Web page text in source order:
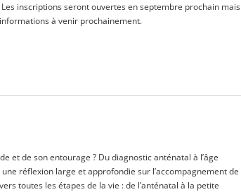
inscriptions seront ouvertes en septembre prochain mais
à venir prochainement.
et de son entourage ? Du diagnostic anténatal à l’âge
réflexion large et approfondie sur l’accompagnement de
toutes les étapes de la vie : de l’anténatal à la petite